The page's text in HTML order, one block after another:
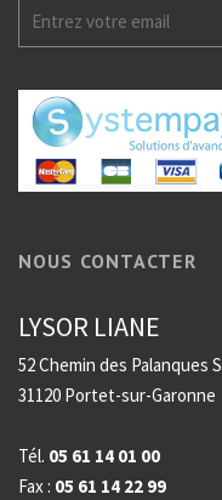
NOUS CONTACTER
LYSOR LIANE
52 Chemin des Palanques
31120 Portet-sur-Garonne
Tél. 05 61 14 01 00
Fax : 05 61 14 22 99